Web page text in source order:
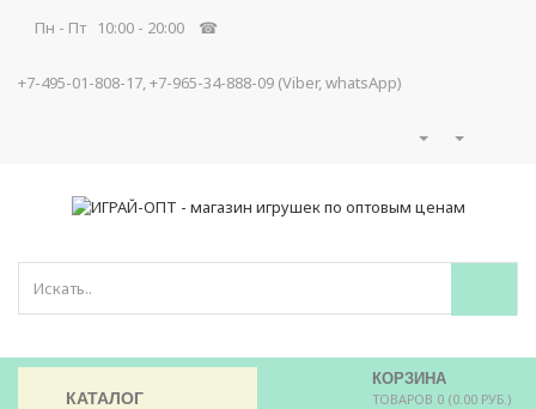
Пн - Пт 10:00 - 20:00 ☎
+7-495-01-808-17, +7-965-34-888-09 (Viber, whatsApp)
КОРЗИНА
ТОВАРОВ 0 (0.00 РУБ.)
КАТАЛОГ